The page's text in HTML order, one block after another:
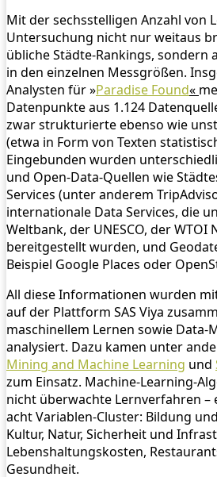
Mit der sechsstelligen Anzahl von
Untersuchung nicht nur weitaus
übliche Städte-Rankings, sondern
in den einzelnen Messgrößen.
Analysten für »Paradise Found«
Datenpunkte aus 1.124
zwar strukturierte ebenso wie
(etwa in Form von Texten
Eingebunden wurden
und Open-Data-Quellen wie
Services (unter anderem
internationale Data Services, die
Weltbank, der UNESCO, der WTOI
bereitgestellt wurden, und
Beispiel Google Places oder
All diese Informationen wurden
auf der Plattform SAS Viya
maschinellem Lernen sowie Data-
analysiert. Dazu kamen unter
Mining and Machine Learning und
zum Einsatz. Machine-Learning-
nicht überwachte Lernverfahren
acht Variablen-Cluster: Bildung
Kultur, Natur, Sicherheit und
Lebenshaltungskosten,
Gesundheit.